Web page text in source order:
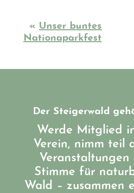
« Unser buntes
Nationaparkfest
Der Steigerwald
Werde Mitglied
Verein, nimm teil
Veranstaltungen
Stimme für
Wald – zusammen